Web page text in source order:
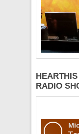
RADIO